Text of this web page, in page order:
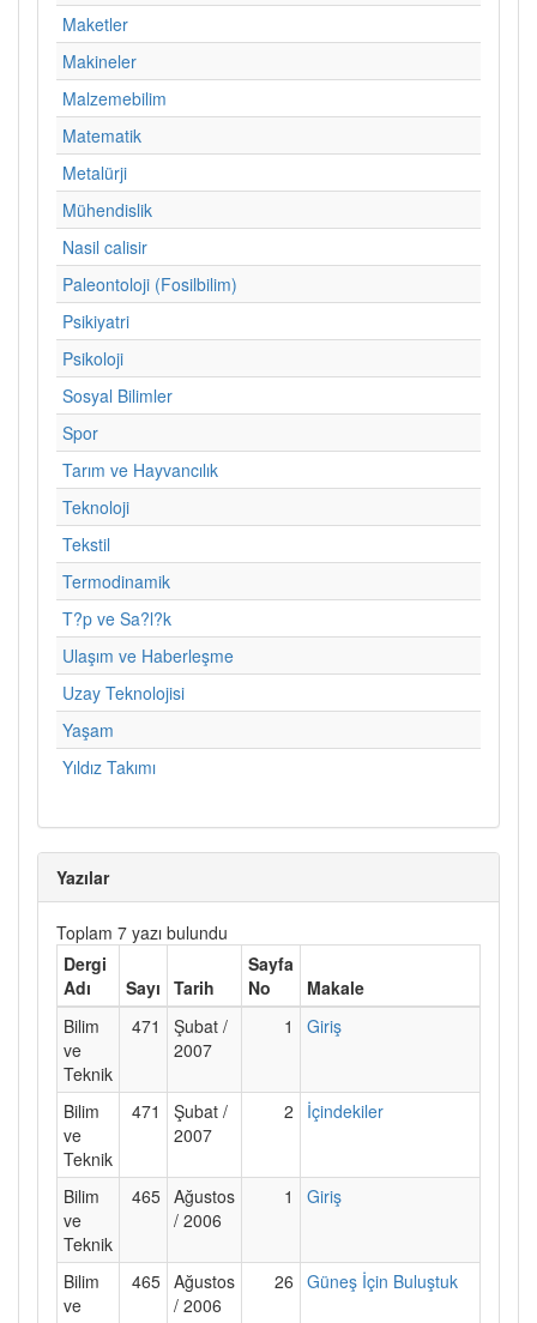
Maketler
Makineler
Malzemebilim
Matematik
Metalürji
Mühendislik
Nasil calisir
Paleontoloji (Fosilbilim)
Psikiyatri
Psikoloji
Sosyal Bilimler
Spor
Tarım ve Hayvancılık
Teknoloji
Tekstil
Termodinamik
T?p ve Sa?l?k
Ulaşım ve Haberleşme
Uzay Teknolojisi
Yaşam
Yıldız Takımı
Yazılar
Toplam 7 yazı bulundu
Dergi
Adı
Sayı Tarih
Sayfa
No
Makale
Bilim
ve
Teknik
471
Şubat /
2007
1 Giriş
Bilim
ve
Teknik
471
Şubat /
2007
2 İçindekiler
Bilim
ve
Teknik
465 Ağustos
/ 2006
1 Giriş
Bilim
ve
465 Ağustos
/ 2006
26 Güneş İçin Buluştuk